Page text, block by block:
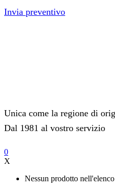
Invia preventivo
Unica come la regione di
Dal 1981 al vostro servizio
0
X
Nessun prodotto nell'elenco